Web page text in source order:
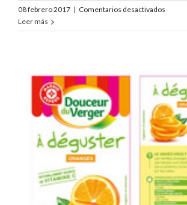
08 febrero 2017 | Comentarios desactivados
Village
Leer más